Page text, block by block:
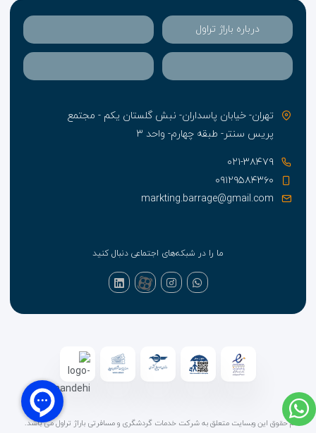
درباره باراژ تراول
تهران- خیابان پاسداران- نبش گلستان یکم - مجتمع
پریس سنتر- طبقه چهارم- واحد ۳
۰۲۱-۳۸۴۷۹
۰۹۱۲۹۵۸۴۳۶۰
markting.barrage@gmail.com
ما را در شبکه‌های اجتماعی دنبال کنید
تمام حقوق این وبسایت متعلق به شرکت خدمات گردشگری و مسافرتی باراژ تراول می باشد.